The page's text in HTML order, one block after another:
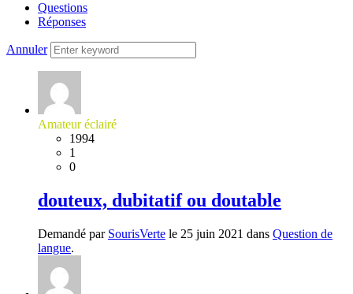
Questions
Réponses
Annuler
Amateur éclairé
1994
1
0
douteux, dubitatif ou doutable
Demandé par SourisVerte le 25 juin 2021 dans Question de
langue.